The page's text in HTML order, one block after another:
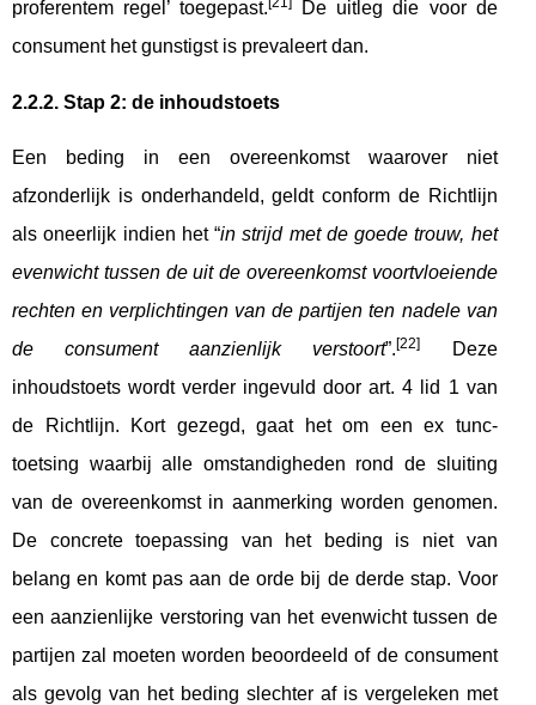
proferentem regel’ toegepast.
De uitleg die voor de
consument het gunstigst is prevaleert dan.
2.2.2. Stap 2: de inhoudstoets
Een beding in een overeenkomst waarover niet
afzonderlijk is onderhandeld, geldt conform de Richtlijn
als oneerlijk indien het “in strijd met de goede trouw, het
evenwicht tussen de uit de overeenkomst voortvloeiende
rechten en verplichtingen van de partijen ten nadele van
de consument aanzienlijk verstoort”.[22]
Deze
inhoudstoets wordt verder ingevuld door art. 4 lid 1 van
de Richtlijn. Kort gezegd, gaat het om een ex tunc-
toetsing waarbij alle omstandigheden rond de sluiting
van de overeenkomst in aanmerking worden genomen.
De concrete toepassing van het beding is niet van
belang en komt pas aan de orde bij de derde stap. Voor
een aanzienlijke verstoring van het evenwicht tussen de
partijen zal moeten worden beoordeeld of de consument
als gevolg van het beding slechter af is vergeleken met